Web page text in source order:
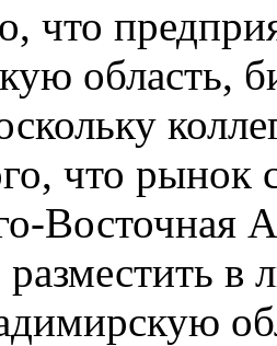
что
область,
что
Восточная
разместить